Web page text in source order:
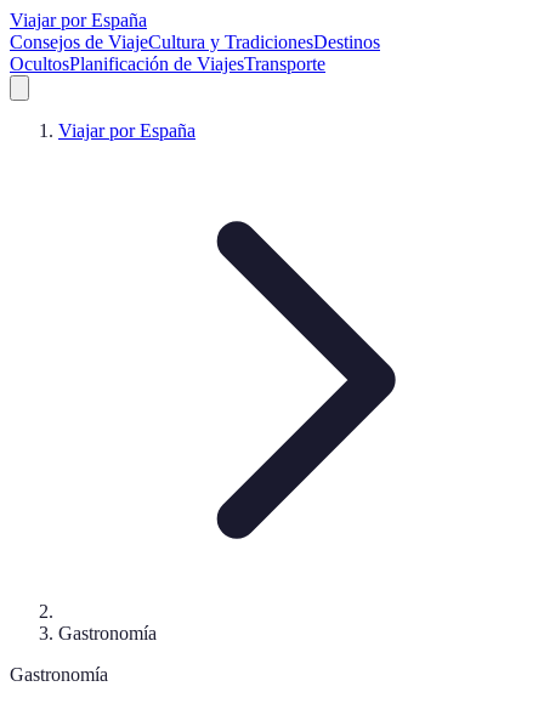
Viajar por España
Consejos de ViajeCultura y TradicionesDestinos
OcultosPlanificación de ViajesTransporte
Viajar por España
Gastronomía
Gastronomía